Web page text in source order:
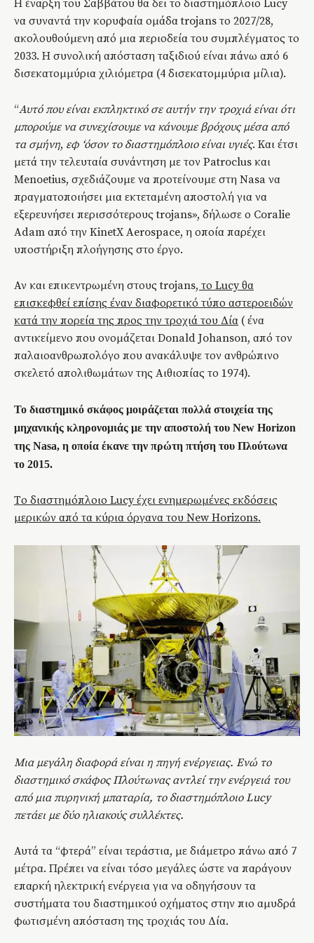
Η έναρξη του Σαββάτου θα δει το διαστημόπλοιο Lucy
να συναντά την κορυφαία ομάδα trojans το 2027/28,
ακολουθούμενη από μια περιοδεία του συμπλέγματος το
2033. Η συνολική απόσταση ταξιδιού είναι πάνω από 6
δισεκατομμύρια χιλιόμετρα (4 δισεκατομμύρια μίλια).
“Αυτό που είναι εκπληκτικό σε αυτήν την τροχιά είναι ότι
μπορούμε να συνεχίσουμε να κάνουμε βρόχους μέσα από
τα σμήνη, εφ ‘όσον το διαστημόπλοιο είναι υγιές. Και έτσι
μετά την τελευταία συνάντηση με τον Patroclus και
Menoetius, σχεδιάζουμε να προτείνουμε στη Nasa να
πραγματοποιήσει μια εκτεταμένη αποστολή για να
εξερευνήσει περισσότερους trojans», δήλωσε ο Coralie
Adam από την KinetX Aerospace, η οποία παρέχει
υποστήριξη πλοήγησης στο έργο.
Αν και επικεντρωμένη στους trojans, το Lucy θα
επισκεφθεί επίσης έναν διαφορετικό τύπο αστεροειδών
κατά την πορεία της προς την τροχιά του Δία ( ένα
αντικείμενο που ονομάζεται Donald Johanson, από τον
παλαιοανθρωπολόγο που ανακάλυψε τον ανθρώπινο
σκελετό απολιθωμάτων της Αιθιοπίας το 1974).
Το διαστημικό σκάφος μοιράζεται πολλά στοιχεία της
μηχανικής κληρονομιάς με την αποστολή του New Horizon
της Nasa, η οποία έκανε την πρώτη πτήση του Πλούτωνα
το 2015.
Tο διαστημόπλοιο Lucy έχει ενημερωμένες εκδόσεις
μερικών από τα κύρια όργανα του New Horizons.
Μια μεγάλη διαφορά είναι η πηγή ενέργειας. Ενώ το
διαστημικό σκάφος Πλούτωνας αντλεί την ενέργειά του
από μια πυρηνική μπαταρία, το διαστημόπλοιο Lucy
πετάει με δύο ηλιακούς συλλέκτες.
Αυτά τα “φτερά” είναι τεράστια, με διάμετρο πάνω από 7
μέτρα. Πρέπει να είναι τόσο μεγάλες ώστε να παράγουν
επαρκή ηλεκτρική ενέργεια για να οδηγήσουν τα
συστήματα του διαστημικού οχήματος στην πιο αμυδρά
φωτισμένη απόσταση της τροχιάς του Δία.